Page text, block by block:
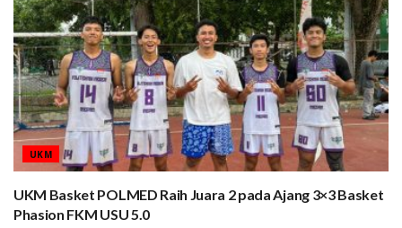
UKM
UKM Basket POLMED Raih Juara 2 pada Ajang 3×3 Basket
Phasion FKM USU 5.0